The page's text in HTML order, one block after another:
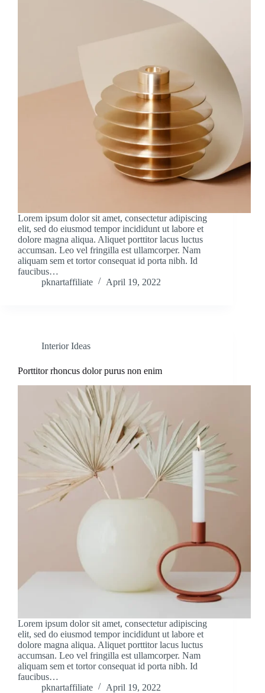
Lorem ipsum dolor sit amet, consectetur adipiscing
elit, sed do eiusmod tempor incididunt ut labore et
dolore magna aliqua. Aliquet porttitor lacus luctus
accumsan. Leo vel fringilla est ullamcorper. Nam
aliquam sem et tortor consequat id porta nibh. Id
faucibus…
pknartaffiliate
April 19, 2022
Interior Ideas
Porttitor rhoncus dolor purus non enim
Lorem ipsum dolor sit amet, consectetur adipiscing
elit, sed do eiusmod tempor incididunt ut labore et
dolore magna aliqua. Aliquet porttitor lacus luctus
accumsan. Leo vel fringilla est ullamcorper. Nam
aliquam sem et tortor consequat id porta nibh. Id
faucibus…
pknartaffiliate
April 19, 2022